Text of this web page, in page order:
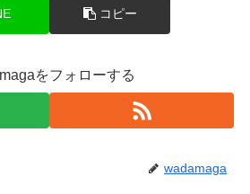
コピー
をフォローする
wadamaga